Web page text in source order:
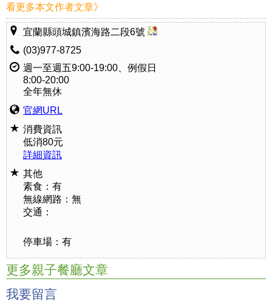
看更多本文作者文章》
宜蘭縣頭城鎮濱海路二段6號
(03)977-8725
週一至週五9:00-19:00、例假日
8:00-20:00
全年無休
官網URL
消費資訊
低消80元
詳細資訊
其他
素食：有
無線網路：無
交通：
停車場：有
更多親子餐廳文章
我要留言